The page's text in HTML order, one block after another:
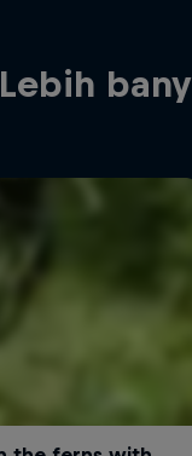
Lebih